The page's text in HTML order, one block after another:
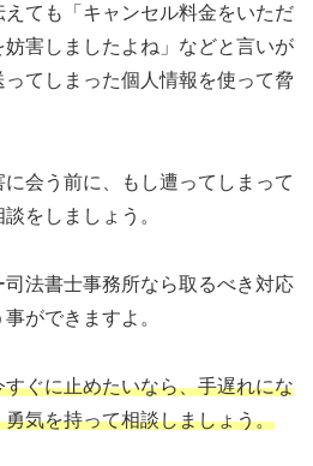
ても「キャンセル料金をいただ
害しましたよね」などと言いが
てしまった個人情報を使って脅
会う前に、もし遭ってしまって
をしましょう。
法書士事務所なら取るべき対応
ができますよ。
ぐに止めたいなら、手遅れにな
気を持って相談しましょう。